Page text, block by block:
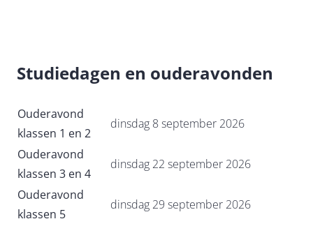
Studiedagen en ouderavonden
Ouderavond
klassen 1 en 2
dinsdag 8 september 2026
Ouderavond
klassen 3 en 4
dinsdag 22 september 2026
Ouderavond
klassen 5
dinsdag 29 september 2026